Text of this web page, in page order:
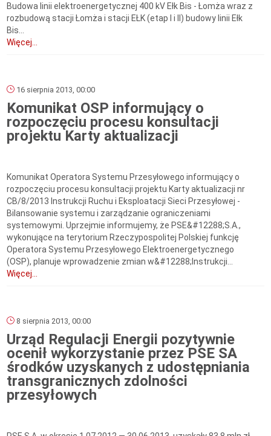
Budowa linii elektroenergetycznej 400 kV Ełk Bis - Łomża wraz z
rozbudową stacji Łomża i stacji EŁK (etap I i II) budowy linii Ełk
Bis...
Więcej...
16 sierpnia 2013, 00:00
Komunikat OSP informujący o
rozpoczęciu procesu konsultacji
projektu Karty aktualizacji
Komunikat Operatora Systemu Przesyłowego informujący o
rozpoczęciu procesu konsultacji projektu Karty aktualizacji nr
CB/8/2013 Instrukcji Ruchu i Eksploatacji Sieci Przesyłowej -
Bilansowanie systemu i zarządzanie ograniczeniami
systemowymi. Uprzejmie informujemy, że PSE&#12288;S.A.,
wykonujące na terytorium Rzeczypospolitej Polskiej funkcję
Operatora Systemu Przesyłowego Elektroenergetycznego
(OSP), planuje wprowadzenie zmian w&#12288;Instrukcji...
Więcej...
8 sierpnia 2013, 00:00
Urząd Regulacji Energii pozytywnie
ocenił wykorzystanie przez PSE SA
środków uzyskanych z udostępniania
transgranicznych zdolności
przesyłowych